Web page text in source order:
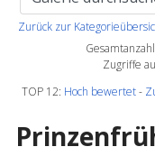
Zurück zur
Zugriffe
TOP 12: Hoch bewertet-